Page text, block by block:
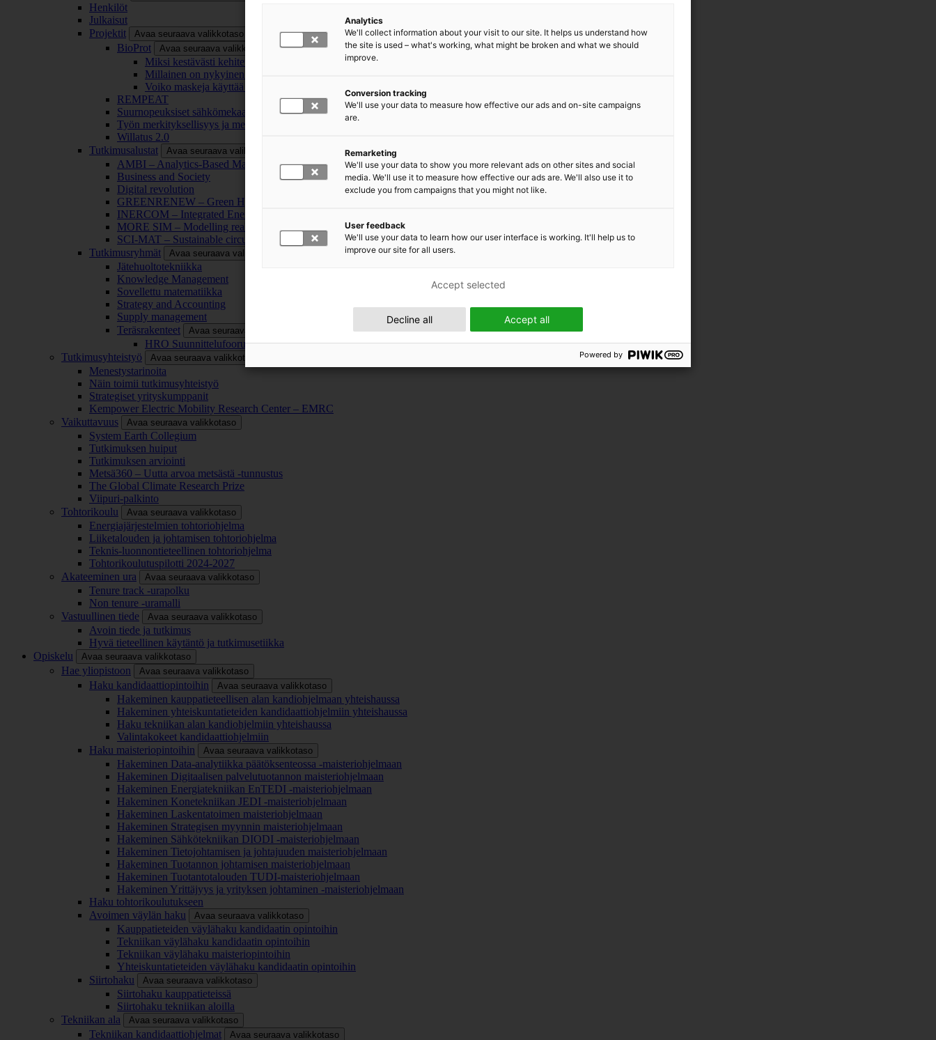
Henkilöt
Julkaisut
Projektit
Avaa seuraava valikkotaso
BioProt Avaa seuraava valikkotaso
Miksi kestävästi kehitetty maski on tärkeä?
Millainen on nykyinen ja tulevaisuuden kasvomaski?
Voiko maskeja käyttää uudelleen ja kierrättää?
REMPEAT
Suurnopeuksiset sähkömekaaniset energianmuunnosjärjestelmät
Työn merkityksellisyys ja merkityksettömyys
Willatus 2.0
Tutkimusalustat
Avaa seuraava valikkotaso
AMBI – Analytics-Based Management for Business and Manufacturing Industry
Business and Society
Digital revolution
GREENRENEW – Green Hydrogen and CO2 for Industry Renewal
INERCOM – Integrated Energy Conversion Machinery
MORE SIM – Modelling reality through simulation
SCI-MAT – Sustainable circularity of inorganic materials
Tutkimusryhmät
Avaa seuraava valikkotaso
Jätehuoltotekniikka
Knowledge Management
Sovellettu matematiikka
Strategy and Accounting
Supply management
Teräsrakenteet
Avaa seuraava valikkotaso
HRO Suunnittelufoorumi
Tutkimusyhteistyö
Avaa seuraava valikkotaso
Menestystarinoita
Näin toimii tutkimusyhteistyö
Strategiset yrityskumppanit
Kempower Electric Mobility Research Center – EMRC
Vaikuttavuus
Avaa seuraava valikkotaso
System Earth Collegium
Tutkimuksen huiput
Tutkimuksen arviointi
Metsä360 – Uutta arvoa metsästä -tunnustus
The Global Climate Research Prize
Viipuri-palkinto
Tohtorikoulu
Avaa seuraava valikkotaso
Energiajärjestelmien tohtoriohjelma
Liiketalouden ja johtamisen tohtoriohjelma
Teknis-luonnontieteellinen tohtoriohjelma
Tohtorikoulutuspilotti 2024-2027
Akateeminen ura
Avaa seuraava valikkotaso
Tenure track -urapolku
Non tenure -uramalli
Vastuullinen tiede
Avaa seuraava valikkotaso
Avoin tiede ja tutkimus
Hyvä tieteellinen käytäntö ja tutkimusetiikka
Opiskelu
Avaa seuraava valikkotaso
Hae yliopistoon Avaa seuraava valikkotaso
Haku kandidaattiopintoihin Avaa seuraava valikkotaso
Hakeminen kauppatieteellisen alan kandiohjelmaan yhteishaussa
Hakeminen yhteiskuntatieteiden kandidaattiohjelmiin yhteishaussa
Haku tekniikan alan kandiohjelmiin yhteishaussa
Valintakokeet kandidaattiohjelmiin
Haku maisteriopintoihin
Avaa seuraava valikkotaso
Hakeminen Data-analytiikka päätöksenteossa -maisteriohjelmaan
Hakeminen Digitaalisen palvelutuotannon maisteriohjelmaan
Hakeminen Energiatekniikan EnTEDI -maisteriohjelmaan
Hakeminen Konetekniikan JEDI -maisteriohjelmaan
Hakeminen Laskentatoimen maisteriohjelmaan
Hakeminen Strategisen myynnin maisteriohjelmaan
Hakeminen Sähkötekniikan DIODI -maisteriohjelmaan
Hakeminen Tietojohtamisen ja johtajuuden maisteriohjelmaan
Hakeminen Tuotannon johtamisen maisteriohjelmaan
Hakeminen Tuotantotalouden TUDI-maisteriohjelmaan
Hakeminen Yrittäjyys ja yrityksen johtaminen -maisteriohjelmaan
Haku tohtorikoulutukseen
Avoimen väylän haku
Avaa seuraava valikkotaso
Kauppatieteiden väylähaku kandidaatin opintoihin
Tekniikan väylähaku kandidaatin opintoihin
Tekniikan väylähaku maisteriopintoihin
Yhteiskuntatieteiden väylähaku kandidaatin opintoihin
Siirtohaku
Avaa seuraava valikkotaso
Siirtohaku kauppatieteissä
Siirtohaku tekniikan aloilla
Tekniikan ala
Avaa seuraava valikkotaso
Tekniikan kandidaattiohjelmat Avaa seuraava valikkotaso
Analytics
We'll collect information about your visit to our site. It helps us understand how
the site is used – what's working, what might be broken and what we should
improve.
Conversion tracking
We'll use your data to measure how effective our ads and on-site campaigns
are.
Remarketing
We'll use your data to show you more relevant ads on other sites and social
media. We'll use it to measure how effective our ads are. We'll also use it to
exclude you from campaigns that you might not like.
User feedback
We'll use your data to learn how our user interface is working. It'll help us to
improve our site for all users.
Accept all
Decline all
Accept selected
Powered by